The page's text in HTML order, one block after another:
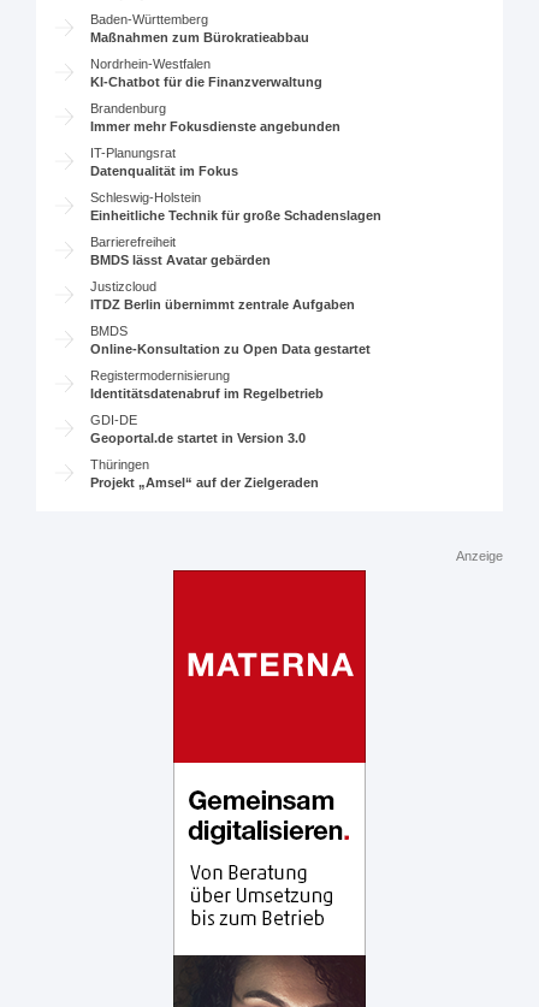
Baden-Württemberg
Maßnahmen zum Bürokratieabbau
Nordrhein-Westfalen
KI-Chatbot für die Finanzverwaltung
Brandenburg
Immer mehr Fokusdienste angebunden
IT-Planungsrat
Datenqualität im Fokus
Schleswig-Holstein
Einheitliche Technik für große Schadenslagen
Barrierefreiheit
BMDS lässt Avatar gebärden
Justizcloud
ITDZ Berlin übernimmt zentrale Aufgaben
BMDS
Online-Konsultation zu Open Data gestartet
Registermodernisierung
Identitätsdatenabruf im Regelbetrieb
GDI-DE
Geoportal.de startet in Version 3.0
Thüringen
Projekt „Amsel“ auf der Zielgeraden
Anzeige